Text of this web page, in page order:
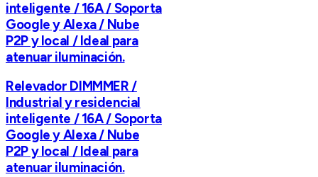
inteligente / 16A / Soporta
Google y Alexa / Nube
P2P y local / Ideal para
atenuar iluminación.
Relevador DIMMMER /
Industrial y residencial
inteligente / 16A / Soporta
Google y Alexa / Nube
P2P y local / Ideal para
atenuar iluminación.